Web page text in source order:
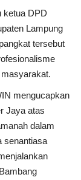
ketua DPD
Lampung
tersebut
mengucapkan
Jaya atas
dalam
senantiasa